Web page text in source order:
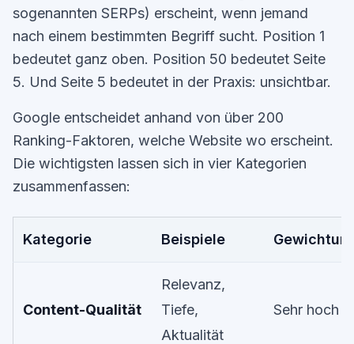
sogenannten SERPs) erscheint, wenn jemand
nach einem bestimmten Begriff sucht. Position 1
bedeutet ganz oben. Position 50 bedeutet Seite
5. Und Seite 5 bedeutet in der Praxis: unsichtbar.
Google entscheidet anhand von über 200
Ranking-Faktoren, welche Website wo erscheint.
Die wichtigsten lassen sich in vier Kategorien
zusammenfassen:
Kategorie Beispiele
Content-Qualität
Relevanz,
Tiefe,
Aktualität
Sehr hoch